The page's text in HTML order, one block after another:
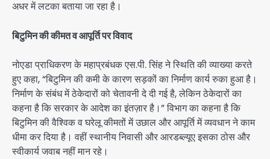
अधर में लटका बताया जा रहा है।
बिटुमिन की कीमत व आपूर्ति पर विवाद
नोएडा प्राधिकरण के महाप्रबंधक एस.पी. सिंह ने स्थिति की व्याख्या करते
हुए कहा, “बिटुमिन की कमी के कारण सड़कों का निर्माण कार्य रुका हुआ है।
निर्माण के संबंध में ठेकेदारों को चेतावनी दे दी गई है, लेकिन ठेकेदारों का
कहना है कि सरकार के आदेश का इंतज़ार है।” विभाग का कहना है कि
बिटुमिन की वैश्विक व घरेलू कीमतों में उछाल और आपूर्ति में व्यवधान ने काम
धीमा कर दिया है। वहीं स्थानीय निवासी और आरडब्ल्यूए इसका ठोस और
स्वीकार्य जवाब नहीं मान रहे।